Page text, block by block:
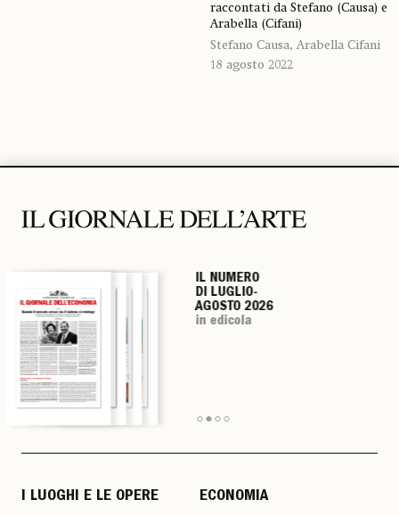
raccontati da Stefano (Causa) e
Arabella (Cifani)
Stefano Causa, Arabella Cifani
18 agosto 2022
IL NUMERO
DI LUGLIO-
AGOSTO 2026
in edicola
IL NUMERO
DI LUGLIO-
AGOSTO 2026
in edicola
IL NUMERO
DI LUGLIO-
AGOSTO 2026
in edicola
IL NUMERO
DI LUGLIO-
AGOSTO 2026
in edicola
I LUOGHI E LE OPERE ECONOMIA